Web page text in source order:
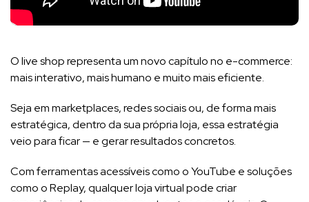
O live shop representa um novo capítulo no e-commerce:
mais interativo, mais humano e muito mais eficiente.
Seja em marketplaces, redes sociais ou, de forma mais
estratégica, dentro da sua própria loja, essa estratégia
veio para ficar — e gerar resultados concretos.
Com ferramentas acessíveis como o YouTube e soluções
como o Replay, qualquer loja virtual pode criar